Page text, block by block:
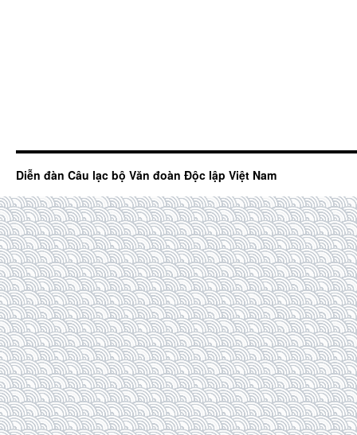
Diễn đàn Câu lạc bộ Văn đoàn Độc lập Việt Nam